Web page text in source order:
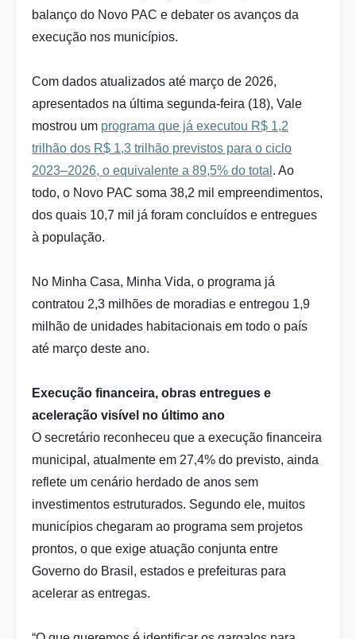
balanço do Novo PAC e debater os avanços da
execução nos municípios.
Com dados atualizados até março de 2026,
apresentados na última segunda-feira (18), Vale
mostrou um programa que já executou R$ 1,2
trilhão dos R$ 1,3 trilhão previstos para o ciclo
2023–2026, o equivalente a 89,5% do total . Ao
todo, o Novo PAC soma 38,2 mil empreendimentos,
dos quais 10,7 mil já foram concluídos e entregues
à população.
No Minha Casa, Minha Vida, o programa já
contratou 2,3 milhões de moradias e entregou 1,9
milhão de unidades habitacionais em todo o país
até março deste ano.
Execução financeira, obras entregues e
aceleração visível no último ano
O secretário reconheceu que a execução financeira
municipal, atualmente em 27,4% do previsto, ainda
reflete um cenário herdado de anos sem
investimentos estruturados. Segundo ele, muitos
municípios chegaram ao programa sem projetos
prontos, o que exige atuação conjunta entre
Governo do Brasil, estados e prefeituras para
acelerar as entregas.